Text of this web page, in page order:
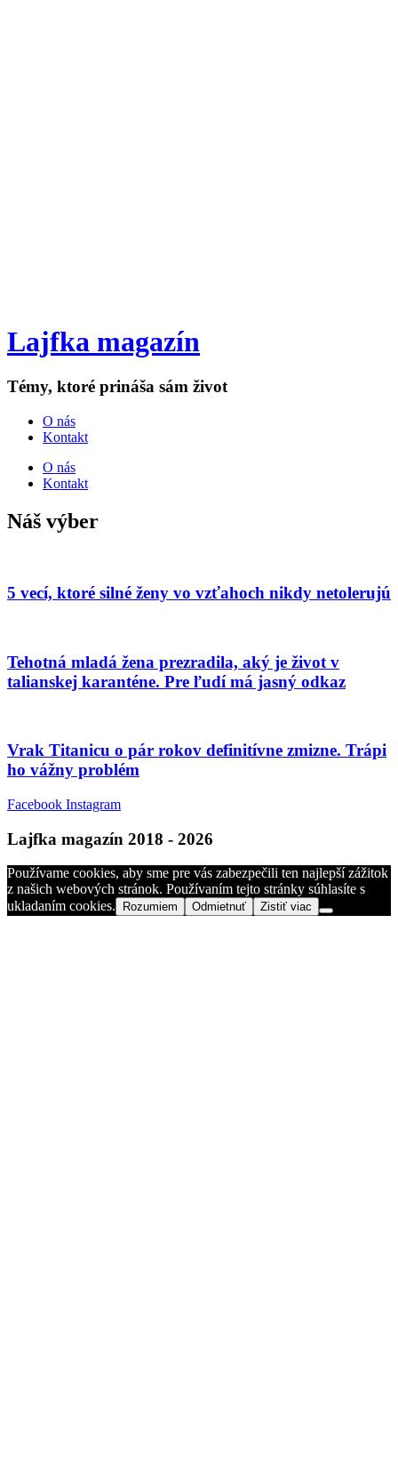
Lajfka magazín
Témy, ktoré prináša sám život
O nás
Kontakt
O nás
Kontakt
Náš výber
5 vecí, ktoré silné ženy vo vzťahoch nikdy netolerujú
Tehotná mladá žena prezradila, aký je život v
talianskej karanténe. Pre ľudí má jasný odkaz
Vrak Titanicu o pár rokov definitívne zmizne. Trápi
ho vážny problém
Facebook Instagram
Lajfka magazín 2018 - 2026
Používame cookies, aby sme pre vás zabezpečili ten najlepší zážitok
z našich webových stránok. Používaním tejto stránky súhlasíte s
ukladaním cookies.
Rozumiem Odmietnuť Zistiť viac